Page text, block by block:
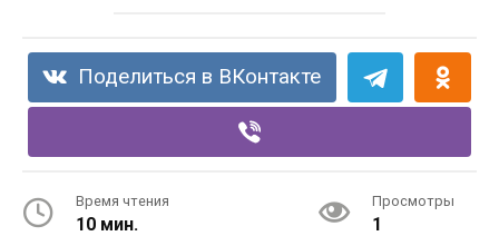
Поделиться в ВКонтакте
Время чтения
10 мин.
Просмотры
1